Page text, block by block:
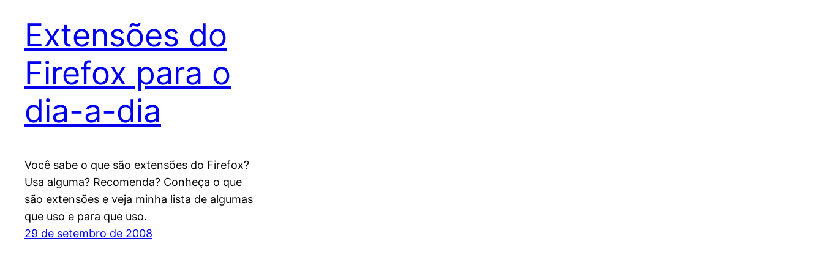
Extensões do
Firefox para o
dia-a-dia
Você sabe o que são extensões do Firefox?
Usa alguma? Recomenda? Conheça o que
são extensões e veja minha lista de algumas
que uso e para que uso.
29 de setembro de 2008